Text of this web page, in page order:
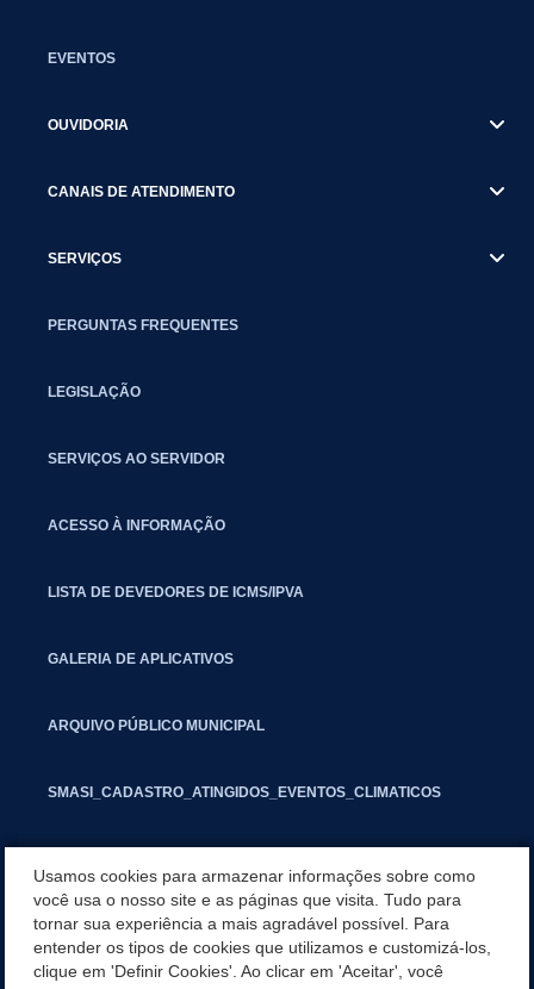
EVENTOS
OUVIDORIA
CANAIS DE ATENDIMENTO
SERVIÇOS
PERGUNTAS FREQUENTES
LEGISLAÇÃO
SERVIÇOS AO SERVIDOR
ACESSO À INFORMAÇÃO
LISTA DE DEVEDORES DE ICMS/IPVA
GALERIA DE APLICATIVOS
ARQUIVO PÚBLICO MUNICIPAL
SMASI_CADASTRO_ATINGIDOS_EVENTOS_CLIMATICOS
INFORMATIVO PIT
Usamos cookies para armazenar informações sobre como
você usa o nosso site e as páginas que visita. Tudo para
tornar sua experiência a mais agradável possível. Para
entender os tipos de cookies que utilizamos e customizá-los,
clique em 'Definir Cookies'. Ao clicar em 'Aceitar', você